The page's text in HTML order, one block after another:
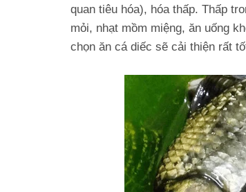
quan tiêu hóa), hóa thấp. Thấp
mỏi, nhạt mồm miệng, ăn uống
chọn ăn cá diếc sẽ cải thiện rất